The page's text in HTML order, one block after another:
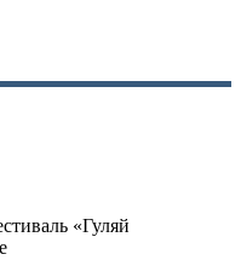
«Гуляй